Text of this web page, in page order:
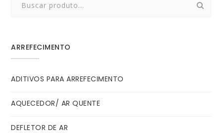
ARREFECIMENTO
ADITIVOS PARA ARREFECIMENTO
AQUECEDOR/ AR QUENTE
DEFLETOR DE AR